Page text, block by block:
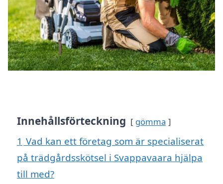
Innehållsförteckning gömma
1 Vad kan ett företag som är specialiserat
på trädgårdsskötsel i Svappavaara hjälpa
till med?